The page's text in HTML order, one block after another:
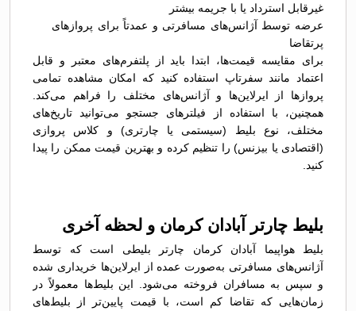
غیرقابل استرداد یا با جریمه بیشتر
عرضه توسط آژانس‌های مسافرتی و عمدتاً برای پروازهای
پرتقاضا
برای مقایسه قیمت‌ها، ابتدا باید از پلتفرم‌های معتبر و قابل
اعتماد مانند سفرتاپ استفاده کنید که امکان مشاهده تمامی
پروازها از ایرلاین‌ها و آژانس‌های مختلف را فراهم می‌کند.
همچنین، با استفاده از فیلترهای جستجو می‌توانید تاریخ‌های
مختلف، نوع بلیط (سیستمی یا چارتری) و کلاس پروازی
(اقتصادی یا بیزنس) را تنظیم کرده و بهترین قیمت ممکن را پیدا
کنید.
بلیط چارتر آبادان کرمان و لحظه آخری
بلیط هواپیما آبادان کرمان چارتر بلیطی است که توسط
آژانس‌های مسافرتی به‌صورت عمده از ایرلاین‌ها خریداری شده
و سپس به مسافران فروخته می‌شود. این بلیط‌ها معمولاً در
زمان‌هایی که تقاضا کم است، با قیمت پایین‌تر از بلیط‌های